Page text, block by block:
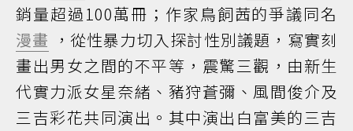
銷量超過100萬冊；作家鳥飼茜的爭議同名
漫畫 ，從性暴力切入探討性別議題，寫實刻
畫出男女之間的不平等，震驚三觀，由新生
代實力派女星奈緒、豬狩蒼彌、風間俊介及
三吉彩花共同演出。其中演出白富美的三吉